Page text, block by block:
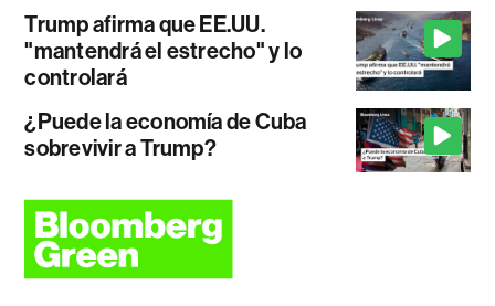
Trump afirma que EE.UU.
"mantendrá el estrecho" y lo
controlará
¿Puede la economía de Cuba
sobrevivir a Trump?